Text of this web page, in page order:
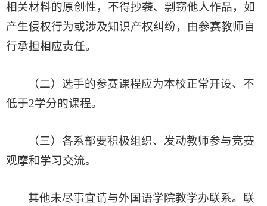
相关材料的原创性，不得抄袭、剽窃他人作品，如
产生侵权行为或涉及知识产权纠纷，由参赛教师自
行承担相应责任。
（二）选手的参赛课程应为本校正常开设、不
低于2学分的课程。
（三）各系部要积极组织、发动教师参与竞赛
观摩和学习交流。
其他未尽事宜请与外国语学院教学办联系。联